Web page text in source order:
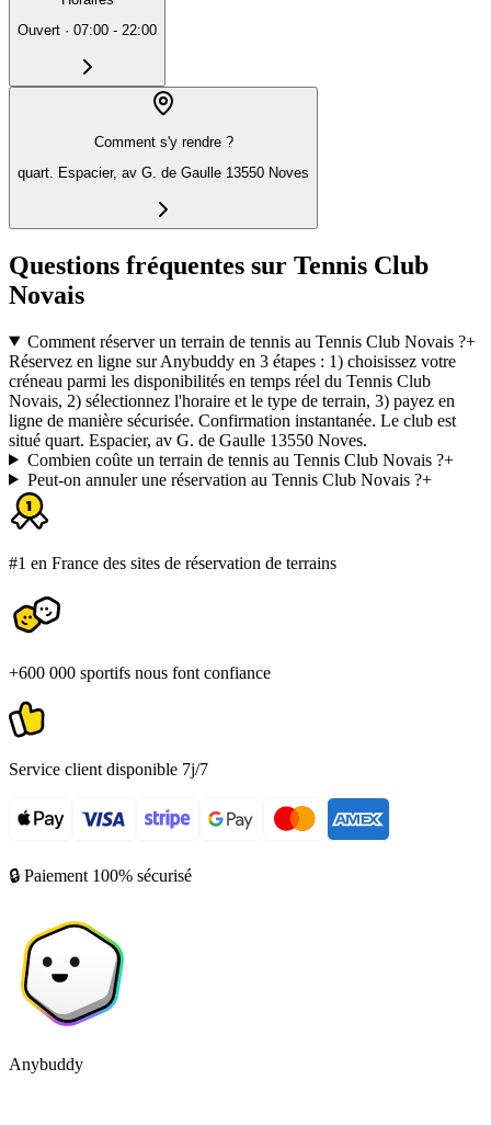
Ouvert · 07:00 - 22:00
Comment s'y rendre ?
quart. Espacier, av G. de Gaulle 13550 Noves
Questions fréquentes sur Tennis Club
Novais
Comment réserver un terrain de tennis au Tennis Club Novais ?+
Réservez en ligne sur Anybuddy en 3 étapes : 1) choisissez votre
créneau parmi les disponibilités en temps réel du Tennis Club
Novais, 2) sélectionnez l'horaire et le type de terrain, 3) payez en
ligne de manière sécurisée. Confirmation instantanée. Le club est
situé quart. Espacier, av G. de Gaulle 13550 Noves.
Combien coûte un terrain de tennis au Tennis Club Novais ?+
Peut-on annuler une réservation au Tennis Club Novais ?+
#1 en France des sites de réservation de terrains
+600 000 sportifs nous font confiance
Service client disponible 7j/7
🔒 Paiement 100% sécurisé
Anybuddy